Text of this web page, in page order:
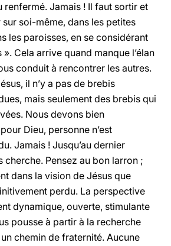
renfermé. Jamais ! Il faut sortir et
soi-même, dans les petites
les paroisses, en se considérant
Cela arrive quand manque l’élan
conduit à rencontrer les autres.
il n’y a pas de brebis
mais seulement des brebis qui
Nous devons bien
Dieu, personne n’est
Jamais ! Jusqu’au dernier
cherche. Pensez au bon larron ;
dans la vision de Jésus que
perdu. La perspective
dynamique, ouverte, stimulante
pousse à partir à la recherche
chemin de fraternité. Aucune